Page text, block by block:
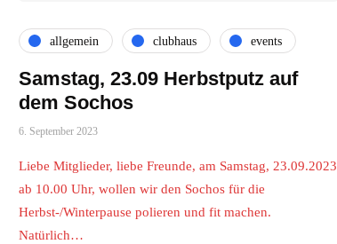
allgemein clubhaus events
Samstag, 23.09 Herbstputz auf
dem Sochos
6. September 2023
Liebe Mitglieder, liebe Freunde, am Samstag, 23.09.2023
ab 10.00 Uhr, wollen wir den Sochos für die
Herbst-/Winterpause polieren und fit machen.
Natürlich…